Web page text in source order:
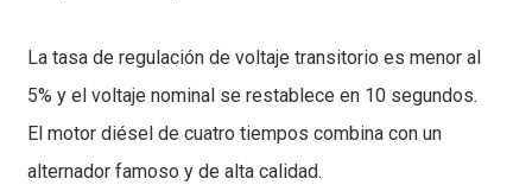
La tasa de regulación de voltaje transitorio es menor al
5% y el voltaje nominal se restablece en 10 segundos.
El motor diésel de cuatro tiempos combina con un
alternador famoso y de alta calidad.